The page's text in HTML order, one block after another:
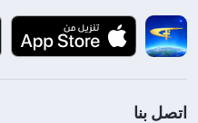
اتصل بنا